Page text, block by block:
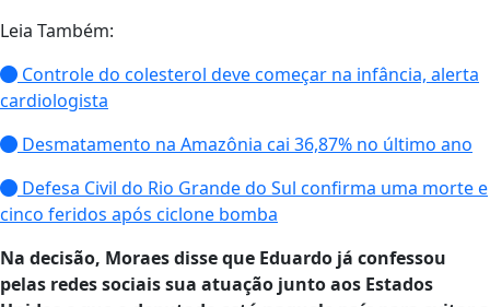
Leia Também:
Controle do colesterol deve começar na infância, alerta
cardiologista
Desmatamento na Amazônia cai 36,87% no último ano
Defesa Civil do Rio Grande do Sul confirma uma morte e
cinco feridos após ciclone bomba
Na decisão, Moraes disse que Eduardo já confessou
pelas redes sociais sua atuação junto aos Estados